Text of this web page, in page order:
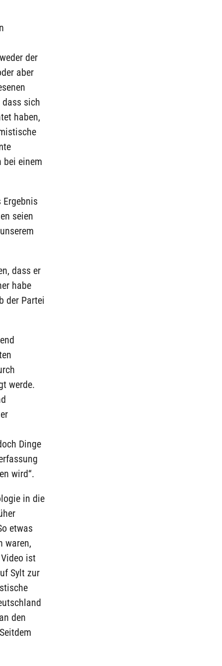
der
aber
sich
haben,
bei einem
seien
dass er
habe
der Partei
werde.
Dinge
wird“.
in die
etwas
waren,
ist
Sylt zur
den